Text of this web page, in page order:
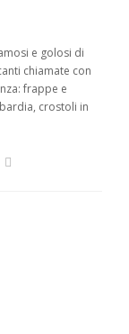
e golosi di
chiamate con
frappe e
crostoli in